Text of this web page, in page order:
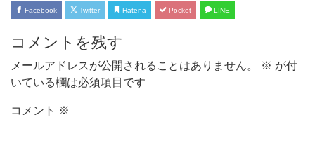
Facebook Twitter Hatena Pocket LINE
コメントを残す
メールアドレスが公開されることはありません。 ※ が付
いている欄は必須項目です
コメント ※